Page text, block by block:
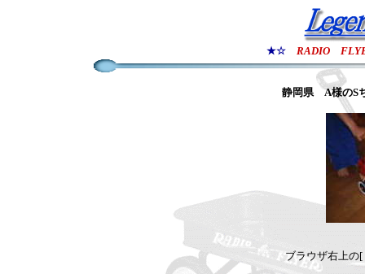
★☆ RADIO
静岡県A様のS
ブラウザ右上の